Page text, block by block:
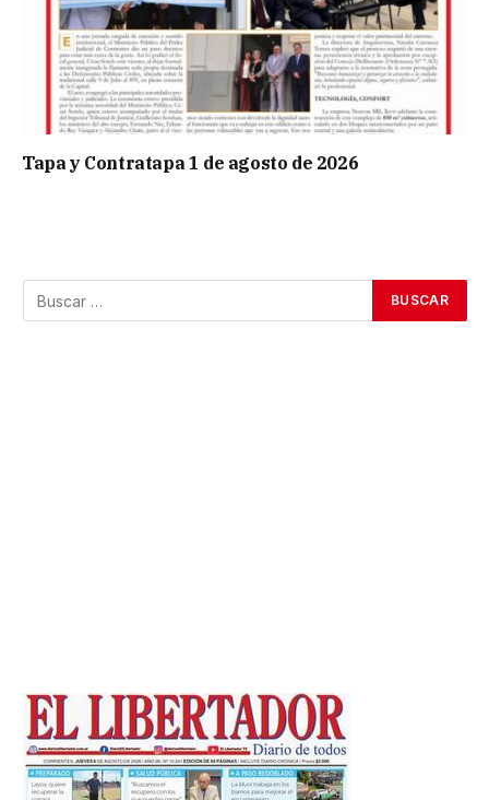
Tapa y Contratapa 1 de agosto de 2026